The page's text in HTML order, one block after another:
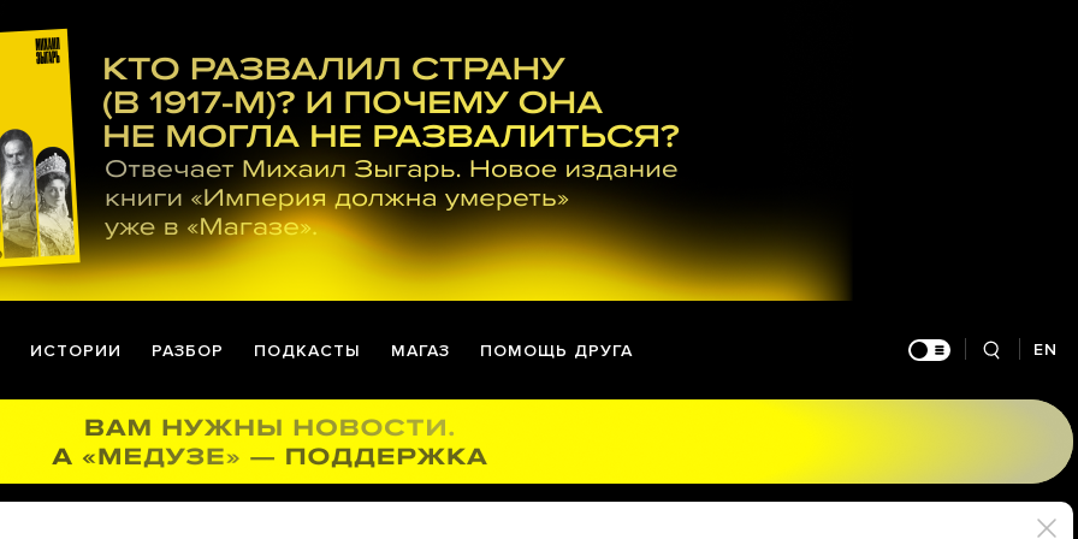
ИСТОРИИ РАЗБОР ПОДКАСТЫ МАГАЗ ПОМОЩЬ ДРУГА EN